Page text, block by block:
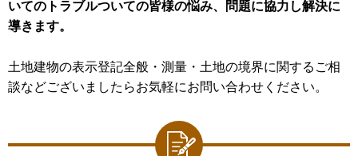
いてのトラブルついての皆様の悩み、問題に協力し解決に
導きます。
土地建物の表示登記全般・測量・土地の境界に関するご相
談などございましたらお気軽にお問い合わせください。